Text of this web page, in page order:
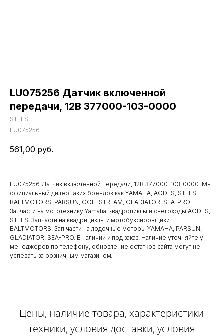
LU075256 Датчик включенной
передачи, 12В 377000-103-0000
STELS
LU075256
561,00 руб.
LU075256 Датчик включенной передачи, 12В 377000-103-0000. Мы
официальный дилер таких брендов как YAMAHA, AODES, STELS,
BALTMOTORS, PARSUN, GOLFSTREAM, GLADIATOR, SEA-PRO.
Запчасти на мототехнику Yamaha, квадроциклы и снегоходы AODES,
STELS. Запчасти на квадрициклы и мотобуксировщики
BALTMOTORS. Зап части на лодочные моторы YAMAHA, PARSUN,
GLADIATOR, SEA-PRO. В наличии и под заказ. Наличие уточняйте у
менеджеров по телефону, обновление остатков сайта могут не
успевать за розничным магазином.
Цены, наличие товара, характеристики
техники, условия доставки, условия